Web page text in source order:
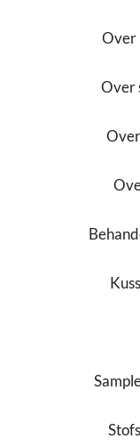
Over
Over